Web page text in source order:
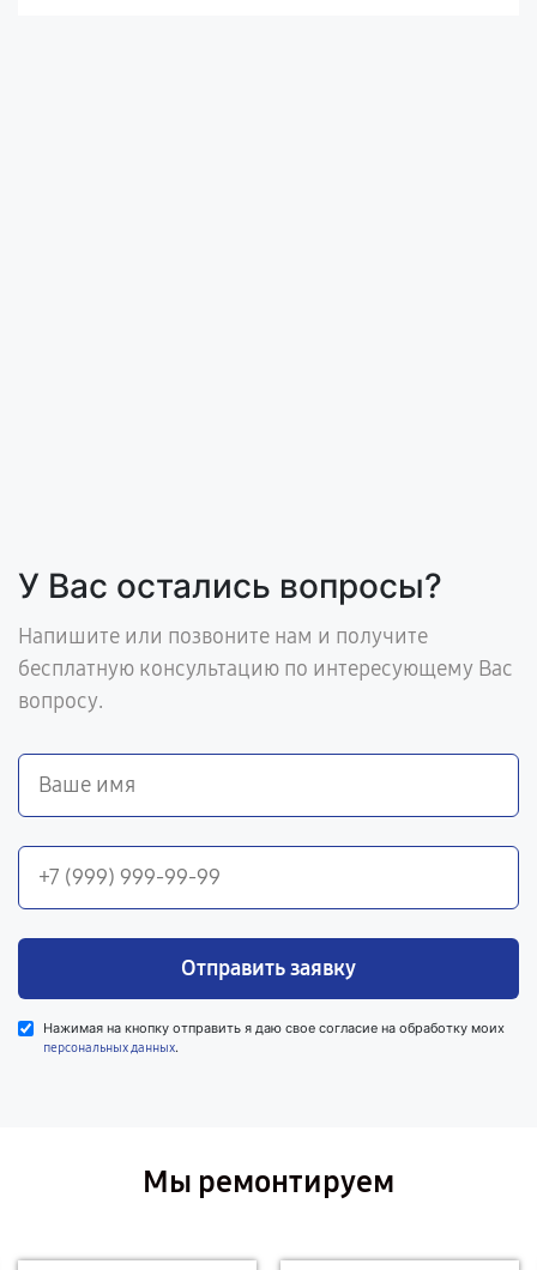
У Вас остались вопросы?
Напишите или позвоните нам и получите
бесплатную консультацию по интересующему Вас
вопросу.
Отправить заявку
Нажимая на кнопку отправить я даю свое согласие на обработку моих
персональных данных.
Мы ремонтируем